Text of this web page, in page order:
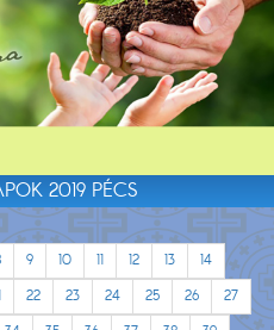
2019 PÉCS
9 10 11 12 13
14
22 23 24 25 26
27